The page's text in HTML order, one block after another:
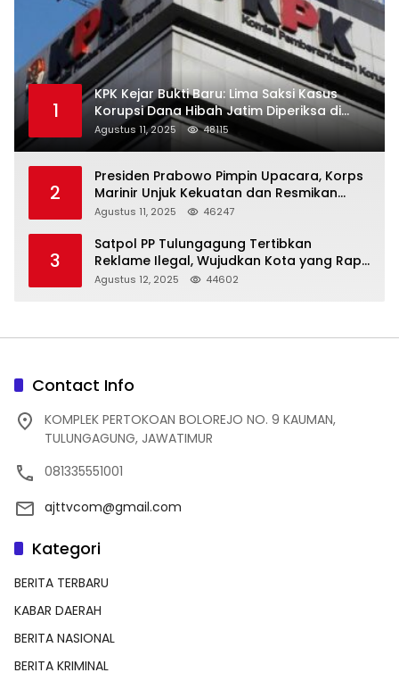
1
KPK Kejar Bukti Baru: Lima Saksi Kasus
Korupsi Dana Hibah Jatim Diperiksa di
Trenggalek
Agustus 11, 2025 48115
2
Presiden Prabowo Pimpin Upacara, Korps
Marinir Unjuk Kekuatan dan Resmikan
Struktur Baru
Agustus 11, 2025 46247
3
Satpol PP Tulungagung Tertibkan
Reklame Ilegal, Wujudkan Kota yang Rapi
dan Indah
Agustus 12, 2025 44602
Contact Info
KOMPLEK PERTOKOAN BOLOREJO NO. 9 KAUMAN,
TULUNGAGUNG, JAWATIMUR
081335551001
ajttvcom@gmail.com
Kategori
BERITA TERBARU
KABAR DAERAH
BERITA NASIONAL
BERITA KRIMINAL